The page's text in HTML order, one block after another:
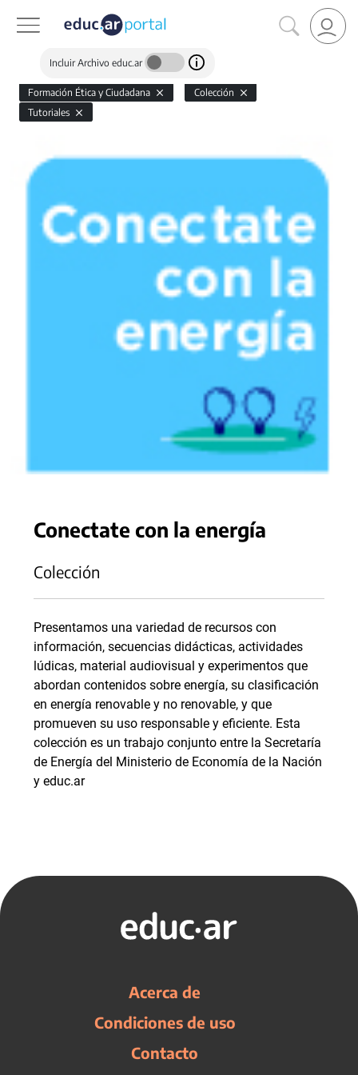
Incluir Archivo educ.ar
Formación Ética y Ciudadana
Colección
Tutoriales
Conectate con la energía
Colección
Presentamos una variedad de recursos con
información, secuencias didácticas, actividades
lúdicas, material audiovisual y experimentos que
abordan contenidos sobre energía, su clasificación
en energía renovable y no renovable, y que
promueven su uso responsable y eficiente. Esta
colección es un trabajo conjunto entre la Secretaría
de Energía del Ministerio de Economía de la Nación
y educ.ar
Acerca de
Condiciones de uso
Contacto